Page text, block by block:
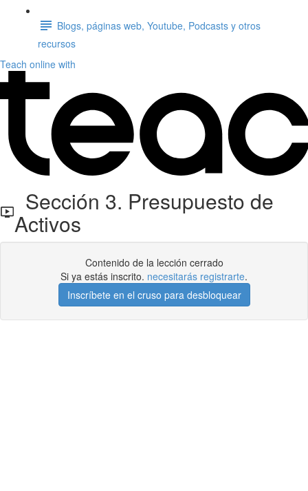
Blogs, páginas web, Youtube, Podcasts y otros
recursos
Teach online with
Sección 3. Presupuesto de
Activos
Contenido de la lección cerrado
Si ya estás inscrito. necesitarás registrarte.
Inscríbete en el cruso para desbloquear